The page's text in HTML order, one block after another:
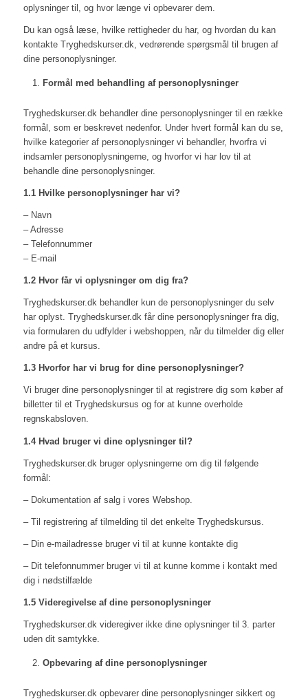
oplysninger til, og hvor længe vi opbevarer dem.
Du kan også læse, hvilke rettigheder du har, og hvordan du kan
kontakte Tryghedskurser.dk, vedrørende spørgsmål til brugen af
dine personoplysninger.
Formål med behandling af personoplysninger
Tryghedskurser.dk behandler dine personoplysninger til en række
formål, som er beskrevet nedenfor. Under hvert formål kan du se,
hvilke kategorier af personoplysninger vi behandler, hvorfra vi
indsamler personoplysningerne, og hvorfor vi har lov til at
behandle dine personoplysninger.
1.1 Hvilke personoplysninger har vi?
– Navn
– Adresse
– Telefonnummer
– E-mail
1.2 Hvor får vi oplysninger om dig fra?
Tryghedskurser.dk behandler kun de personoplysninger du selv
har oplyst. Tryghedskurser.dk får dine personoplysninger fra dig,
via formularen du udfylder i webshoppen, når du tilmelder dig eller
andre på et kursus.
1.3 Hvorfor har vi brug for dine personoplysninger?
Vi bruger dine personoplysninger til at registrere dig som køber af
billetter til et Tryghedskursus og for at kunne overholde
regnskabsloven.
1.4 Hvad bruger vi dine oplysninger til?
Tryghedskurser.dk bruger oplysningerne om dig til følgende
formål:
– Dokumentation af salg i vores Webshop.
– Til registrering af tilmelding til det enkelte Tryghedskursus.
– Din e-mailadresse bruger vi til at kunne kontakte dig
– Dit telefonnummer bruger vi til at kunne komme i kontakt med
dig i nødstilfælde
1.5 Videregivelse af dine personoplysninger
Tryghedskurser.dk videregiver ikke dine oplysninger til 3. parter
uden dit samtykke.
Opbevaring af dine personoplysninger
Tryghedskurser.dk opbevarer dine personoplysninger sikkert og